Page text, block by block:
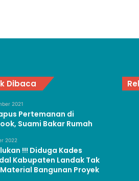
Dibaca
2021
Pertemanan di
Suami Bakar Rumah
2022
!!! Diduga Kades
Kabupaten Landak Tak
Bangunan Proyek